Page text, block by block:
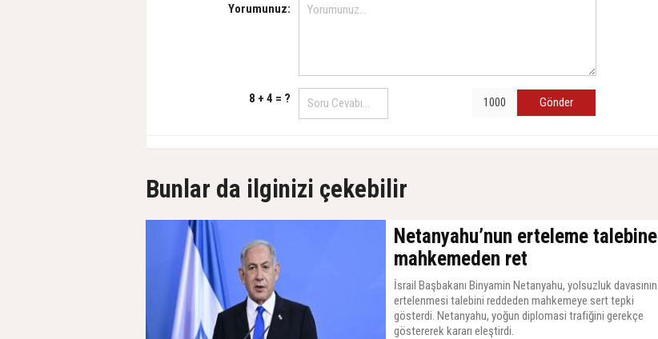
Yorumunuz:
8 + 4 = ? Gönder
Bunlar da ilginizi çekebilir
Netanyahu’nun erteleme talebine
mahkemeden ret
İsrail Başbakanı Binyamin Netanyahu, yolsuzluk davasının
ertelenmesi talebini reddeden mahkemeye sert tepki
gösterdi. Netanyahu, yoğun diplomasi trafiğini gerekçe
göstererek kararı eleştirdi.